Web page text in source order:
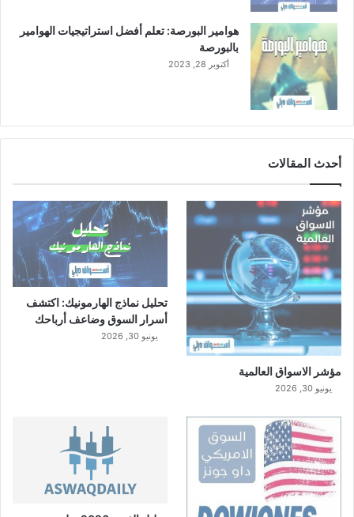
هوامير البورصة: تعلم أفضل استراتيجيات الهوامير
بالبورصة
أكتوبر 28, 2023
أحدث المقالات
مؤشر الاسواق العالمية
يونيو 30, 2026
تحليل نماذج الهارمونيك: اكتشف
أسرار السوق وضاعف أرباحك
يونيو 30, 2026